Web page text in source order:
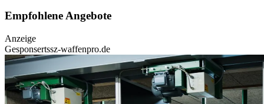
Empfohlene Angebote
Anzeige
Gesponsertssz-waffenpro.de